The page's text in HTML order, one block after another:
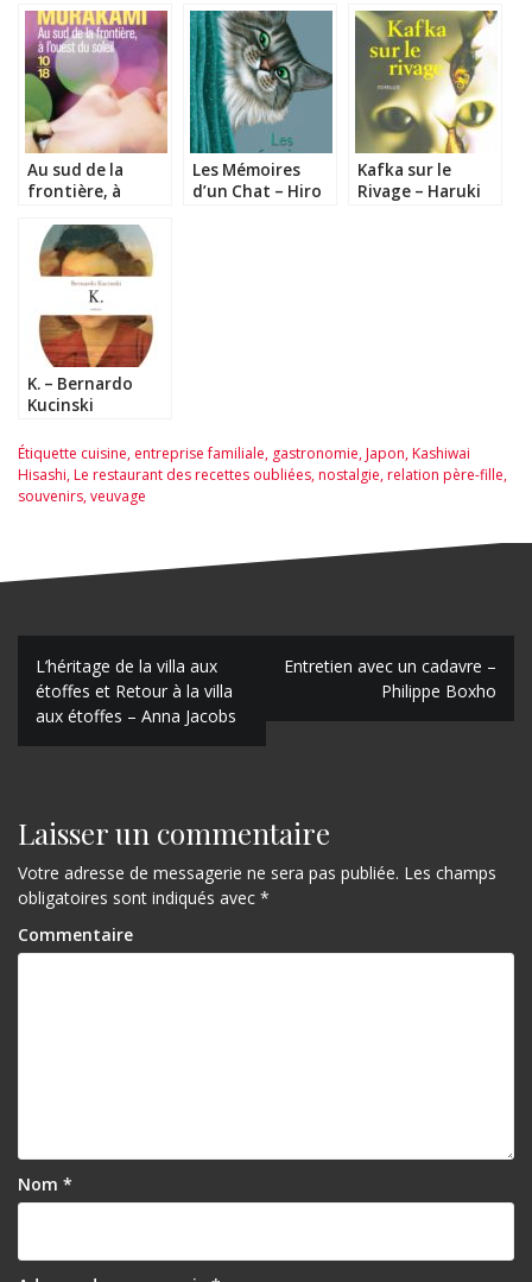
Au sud de la
frontière, à
Haruki Murakami
Les Mémoires
d’un Chat – Hiro
Kafka sur le
Rivage – Haruki
K. – Bernardo
Kucinski
Étiquette cuisine, entreprise familiale, gastronomie,Japon,Kashiwai
Hisashi,Le restaurant des recettes oubliées,nostalgie,relation père-fille,
souvenirs,veuvage
N
v
g
a
t
i
l
’
r
L’héritage de la villa aux
étoffes et Retour à la villa
aux étoffes – Anna Jacobs
Entretien avec un cadavre –
Philippe Boxho
Laisser un commentaire
Votre adresse de messagerie ne sera pas publiée. Les champs
obligatoires sont indiqués avec *
Commentaire
Nom *